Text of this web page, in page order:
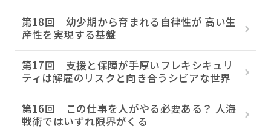
第18回 幼少期から育まれる自律性が 高い生
産性を実現する基盤
第17回 支援と保障が手厚いフレキシキュリ
ティは解雇のリスクと向き合うシビアな世界
第16回 この仕事を人がやる必要ある？ 人海
戦術ではいずれ限界がくる